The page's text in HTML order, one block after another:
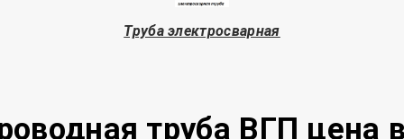
Труба электросварная
труба ВГП цена